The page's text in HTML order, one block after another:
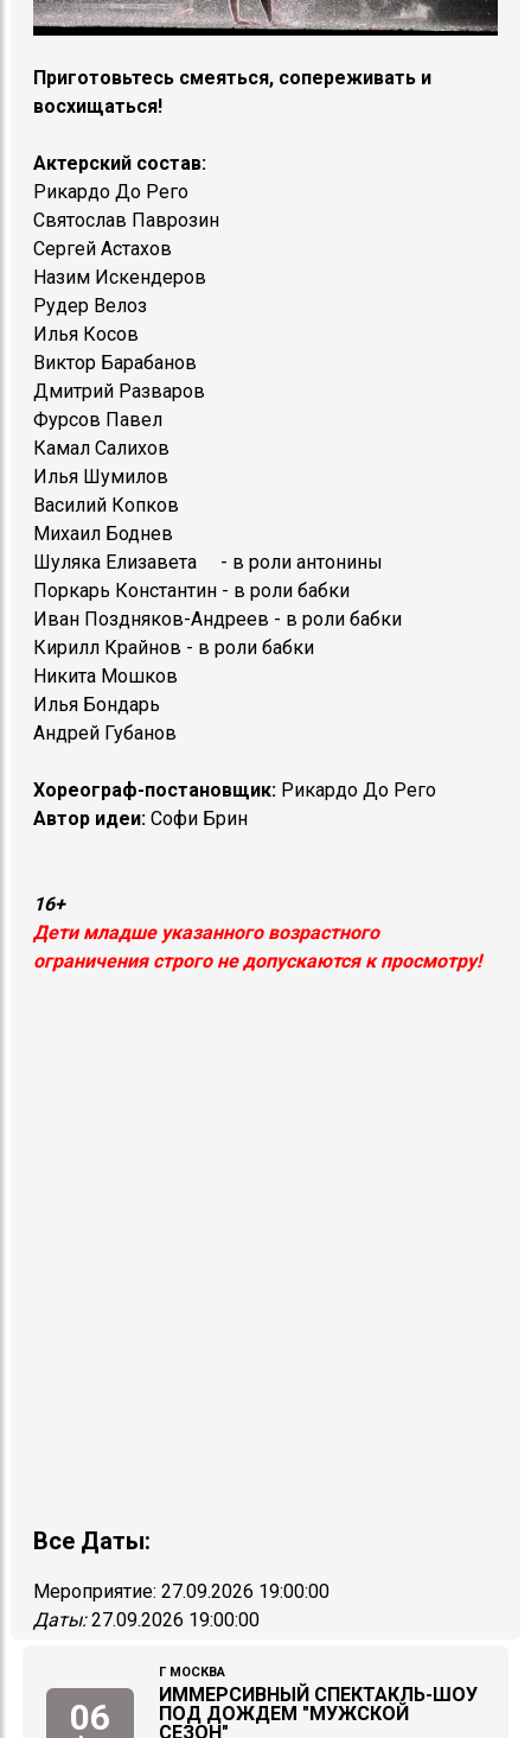
Приготовьтесь смеяться, сопереживать и
восхищаться!
Актерский состав:
Рикардо До Рего
Святослав Паврозин
Сергей Астахов
Назим Искендеров
Рудер Велоз
Илья Косов
Виктор Барабанов
Дмитрий Разваров
Фурсов Павел
Камал Салихов
Илья Шумилов
Василий Копков
Михаил Боднев
Шуляка Елизавета - в роли антонины
Поркарь Константин - в роли бабки
Иван Поздняков-Андреев - в роли бабки
Кирилл Крайнов - в роли бабки
Никита Мошков
Илья Бондарь
Андрей Губанов
Хореограф-постановщик: Рикардо До Рего
Автор идеи: Софи Брин
16+
Дети младше указанного возрастного
ограничения строго не допускаются к просмотру!
Все Даты:
Мероприятие:27.09.2026 19:00:00
Даты:27.09.2026 19:00:00
06
Г МОСКВА
ИММЕРСИВНЫЙ СПЕКТАКЛЬ-ШОУ
ПОД ДОЖДЕМ "МУЖСКОЙ
СЕЗОН"